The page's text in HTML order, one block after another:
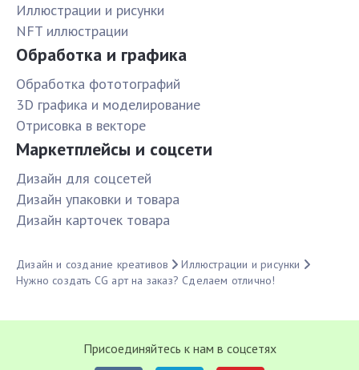
Иллюстрации и рисунки
NFT иллюстрации
Обработка и графика
Обработка фототографий
3D графика и моделирование
Отрисовка в векторе
Маркетплейсы и соцсети
Дизайн для соцсетей
Дизайн упаковки и товара
Дизайн карточек товара
Дизайн и создание креативов
Иллюстрации и рисунки
Нужно создать CG арт на заказ? Сделаем отлично!
Присоединяйтесь к нам в соцсетях